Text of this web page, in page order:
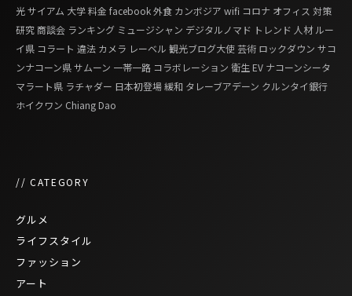
光サイアム 大学料金 facebook外食 カンボジア wifi コロナ オフィス 対策
研究商談会 ランキング ミュージシャン デジタルノマド トレンド 人材 ルー
イ県 コラート 違法 カメラ レーベル 観光ブログ大使芸術 ロックダウン サコ
ンナコーン県サムーン 一帯一路 コラボレーション 衛生 EV ナコーンシータ
マラート県 ラチャダー 日本初登場緩和 タレーブアデーン クルンタイ銀行
ホイクワン Chiang Dao
// CATEGORY
グルメ
ライフスタイル
ファッション
アート